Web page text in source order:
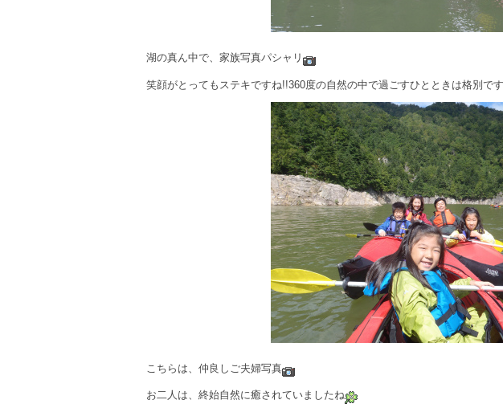
湖の真ん中で、家族写真パシャリ
笑顔がとってもステキですね!!360度の自然の中で過ごすひとときは格別で
こちらは、仲良しご夫婦写真
お二人は、終始自然に癒されていましたね